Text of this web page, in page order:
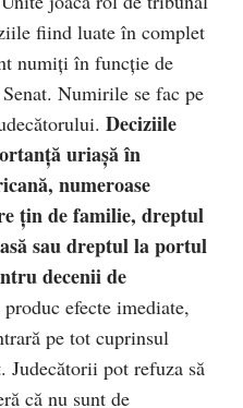
fiind luate în complet
numiți în funcție de
Numirile se fac pe
Deciziile
uriașă în
numeroase
țin de familie, dreptul
sau dreptul la portul
decenii de
efecte imediate,
pe tot cuprinsul
Judecătorii pot refuza să
că nu sunt de